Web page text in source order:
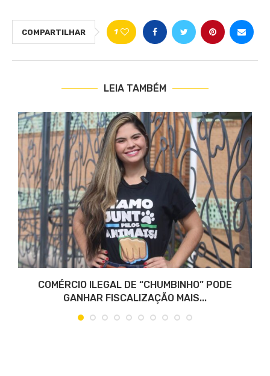
COMPARTILHAR 1
LEIA TAMBÉM
COMÉRCIO ILEGAL DE “CHUMBINHO” PODE
GANHAR FISCALIZAÇÃO MAIS...